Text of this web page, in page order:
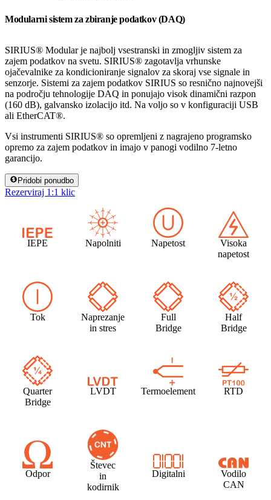
Modularni sistem za zbiranje podatkov (DAQ)
SIRIUS® Modular je najbolj vsestranski in zmogljiv sistem za
zajem podatkov na svetu. SIRIUS® zagotavlja vrhunske
ojačevalnike za kondicioniranje signalov za skoraj vse signale in
senzorje. Sistemi za zajem podatkov SIRIUS so resnično najnovejši
na področju tehnologije DAQ in ponujajo visok dinamični razpon
(160 dB), galvansko izolacijo itd. Na voljo so v konfiguraciji USB
ali EtherCAT®.
Vsi instrumenti SIRIUS® so opremljeni z nagrajeno programsko
opremo za zajem podatkov in imajo v panogi vodilno 7-letno
garancijo.
Pridobi ponudbo
Rezerviraj 1:1 klic
IEPE Napolniti Napetost
Visoka
napetost
Tok
Naprezanje
in stres
Full
Bridge
Half
Bridge
Quarter
Bridge
LVDT Termoelement RTD
Odpor
Števec
in
kodirnik
Digitalni
Vodilo
CAN